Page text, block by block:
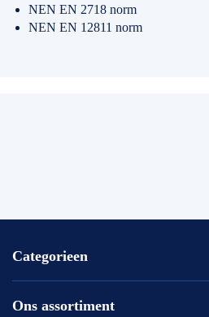
NEN EN 2718 norm
NEN EN 12811 norm
Categorieen
Altrex ladder
Ons assortiment